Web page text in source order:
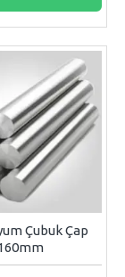
Çubuk Çap